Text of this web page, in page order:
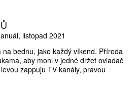
listopad 2021
bednu, jako každý víkend. Příroda
aby mohl v jedné držet ovladač
zappuju TV kanály, pravou